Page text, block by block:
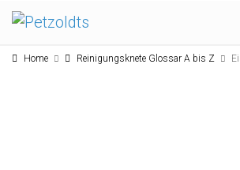
Home Reinigungsknete Glossar A bis Z